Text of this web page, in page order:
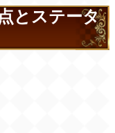
とステータ